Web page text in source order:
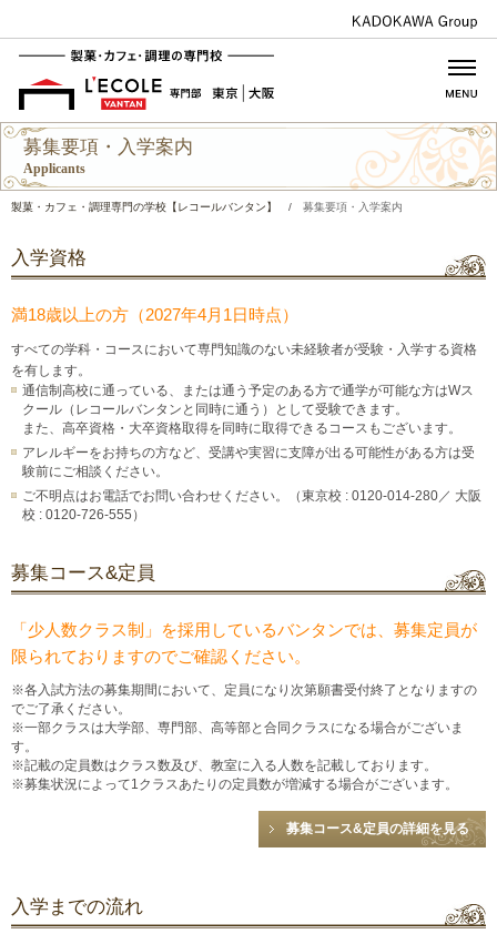
募集要項・入学案内
Applicants
製菓・カフェ・調理専門の学校【レコールバンタン】 / 募集要項・入学案内
入学資格
満18歳以上の方（2027年4月1日時点）
すべての学科・コースにおいて専門知識のない未経験者が受験・入学する資格
を有します。
通信制高校に通っている、または通う予定のある方で通学が可能な方はWス
クール（レコールバンタンと同時に通う）として受験できます。
また、高卒資格・大卒資格取得を同時に取得できるコースもございます。
アレルギーをお持ちの方など、受講や実習に支障が出る可能性がある方は受
験前にご相談ください。
ご不明点はお電話でお問い合わせください。（東京校 : 0120-014-280／ 大阪
校 : 0120-726-555）
募集コース&定員
「少人数クラス制」を採用しているバンタンでは、募集定員が
限られておりますのでご確認ください。
※各入試方法の募集期間において、定員になり次第願書受付終了となりますの
でご了承ください。
※一部クラスは大学部、専門部、高等部と合同クラスになる場合がございま
す。
※記載の定員数はクラス数及び、教室に入る人数を記載しております。
※募集状況によって1クラスあたりの定員数が増減する場合がございます。
募集コース&定員の詳細を見る
入学までの流れ